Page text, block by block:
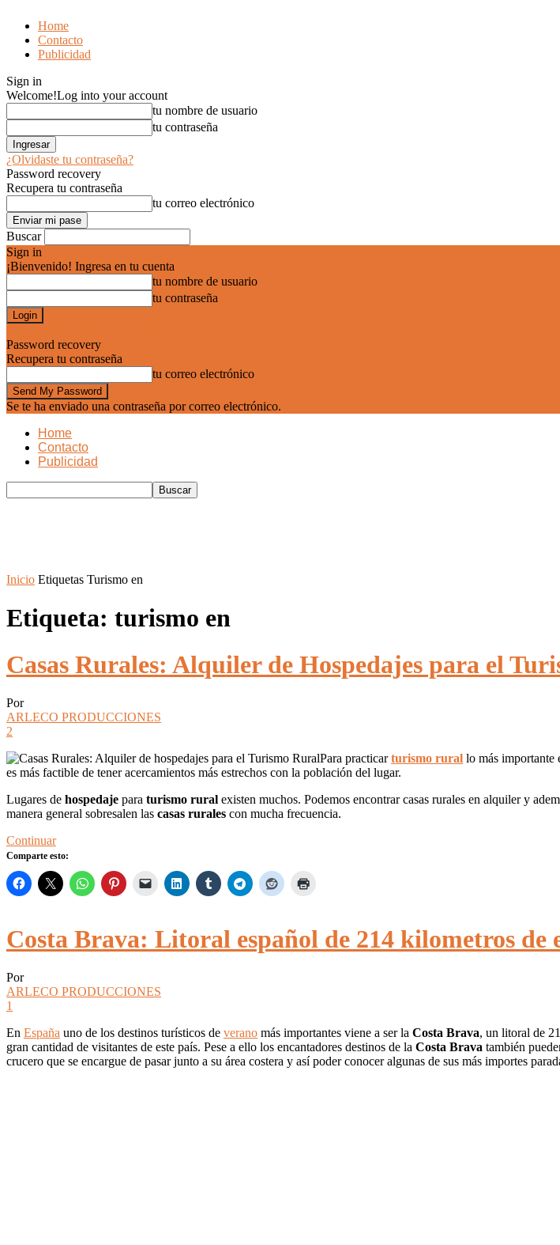
Home
Contacto
Publicidad
Sign in
Welcome!Log into your account
tu nombre de usuario
tu contraseña
¿Olvidaste tu contraseña?
Password recovery
Recupera tu contraseña
tu correo electrónico
Buscar
Sign in
¡Bienvenido! Ingresa en tu cuenta
tu nombre de usuario
tu contraseña
Password recovery
Recupera tu contraseña
tu correo electrónico
Se te ha enviado una contraseña por correo electrónico.
Home
Contacto
Publicidad
Inicio Etiquetas Turismo en
Etiqueta: turismo en
Casas Rurales: Alquiler de Hospedajes para el
Por
ARLECO PRODUCCIONES
2
Para practicarturismo rural lo más importante
es más factible de tener acercamientos más estrechos con la población del lugar.
Lugares de hospedaje para turismo rural existen muchos. Podemos encontrar casas rurales en alquiler y
manera general sobresalen las casas rurales con mucha frecuencia.
Continuar
Comparte esto:
Costa Brava: Litoral español de 214 kilometros de
Por
ARLECO PRODUCCIONES
1
En España uno de los destinos turísticos de verano más importantes viene a ser la Costa Brava, un litoral de
gran cantidad de visitantes de este país. Pese a ello los encantadores destinos de la Costa Brava también
crucero que se encargue de pasar junto a su área costera y así poder conocer algunas de sus más importes